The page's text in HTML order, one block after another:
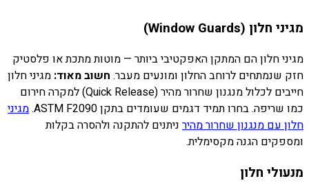
מגיני חלון (Window Guards)
מגיני חלון הם המתקן האפקטיבי ביותר — מוטות מתכת או פלסטיק
חזק שנמתחים לרוחב החלון ומונעים מעבר. חשוב מאוד: מגיני חלון
חייבים לכלול מנגנון שחרור מהיר (Quick Release) למקרה חירום
כמו שריפה. בחרו תמיד דגמים שעומדים בתקן ASTM F2090.
מגיני
חלון עם מנגנון שחרור מהיר ניתנים להתקנה ולהסרה בקלות
ומספקים הגנה מקסימלית.
מנעולי חלון